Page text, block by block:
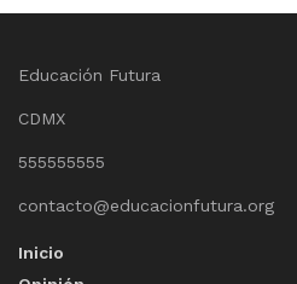
Educación Futura
CDMX
555555555
contacto@educacionfutura.org
Inicio